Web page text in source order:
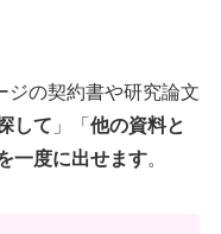
ジの契約書や研究論文
して 」「 他の資料と
一度に出せます。